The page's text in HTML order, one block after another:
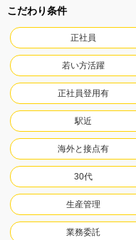
こだわり条件
正社員
若い方活躍
正社員登用有
駅近
海外と接点有
30代
生産管理
業務委託